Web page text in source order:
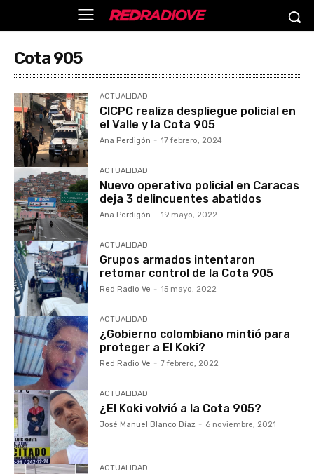
Cota 905
ACTUALIDAD
CICPC realiza despliegue policial en
el Valle y la Cota 905
Ana Perdigón - 17 febrero, 2024
ACTUALIDAD
Nuevo operativo policial en Caracas
deja 3 delincuentes abatidos
Ana Perdigón - 19 mayo, 2022
ACTUALIDAD
Grupos armados intentaron
retomar control de la Cota 905
Red Radio Ve - 15 mayo, 2022
ACTUALIDAD
¿Gobierno colombiano mintió para
proteger a El Koki?
Red Radio Ve - 7 febrero, 2022
ACTUALIDAD
¿El Koki volvió a la Cota 905?
José Manuel Blanco Díaz - 6 noviembre, 2021
ACTUALIDAD